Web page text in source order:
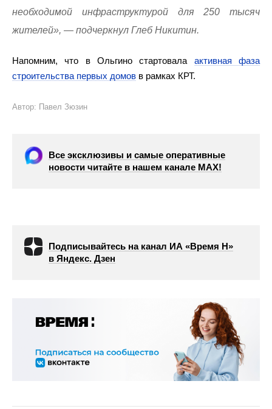
необходимой инфраструктурой для 250 тысяч
жителей», — подчеркнул Глеб Никитин.
Напомним, что в Ольгино стартовала активная фаза
строительства первых домов в рамках КРТ.
Автор: Павел Зюзин
Все эксклюзивы и самые оперативные
новости читайте в нашем канале МАХ!
Подписывайтесь на канал ИА «Время Н»
в Яндекс. Дзен